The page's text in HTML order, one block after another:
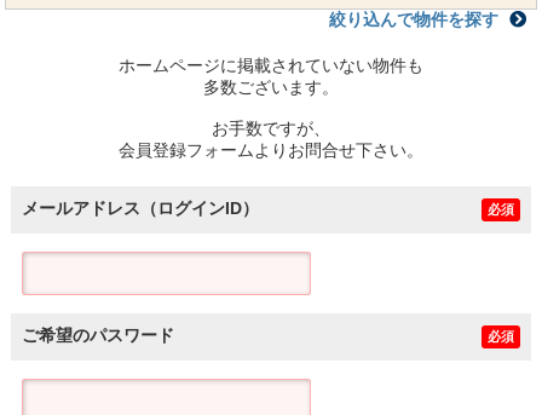
絞り込んで物件を探す
ホームページに掲載されていない物件も
多数ございます。
お手数ですが、
会員登録フォームよりお問合せ下さい。
メールアドレス（ログインID） 必須
ご希望のパスワード 必須